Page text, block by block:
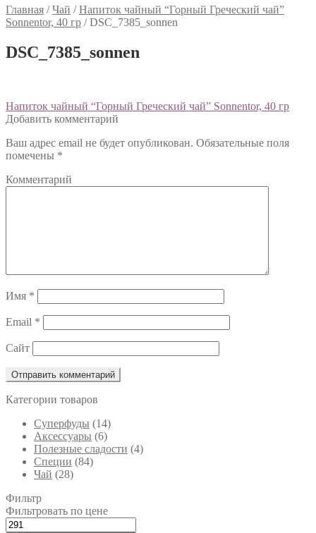
Главная /Чай /Напиток чайный “Горный Греческий чай”
Sonnentor, 40 гр /DSC_7385_sonnen
DSC_7385_sonnen
Навигация
по
записям
Предыдущий:
Напиток чайный “Горный Греческий чай” Sonnentor, 40 гр
Добавить комментарий
Ваш адрес email не будет опубликован. Обязательные поля
помечены *
Комментарий
Имя *
Email *
Сайт
Категории товаров
Cуперфуды (14)
Аксессуары (6)
Полезные сладости (4)
Специи (84)
Чай (28)
Фильтр
Фильтровать по цене